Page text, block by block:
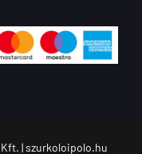
Kft. | szurkoloipolo.hu